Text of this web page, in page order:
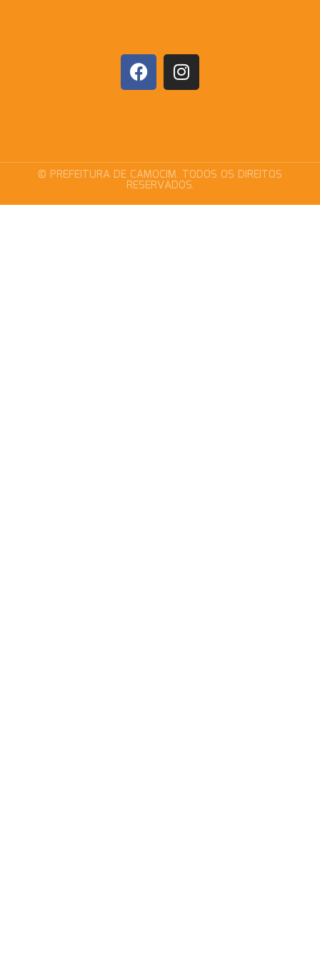
© PREFEITURA DE CAMOCIM. TODOS OS DIREITOS
RESERVADOS.